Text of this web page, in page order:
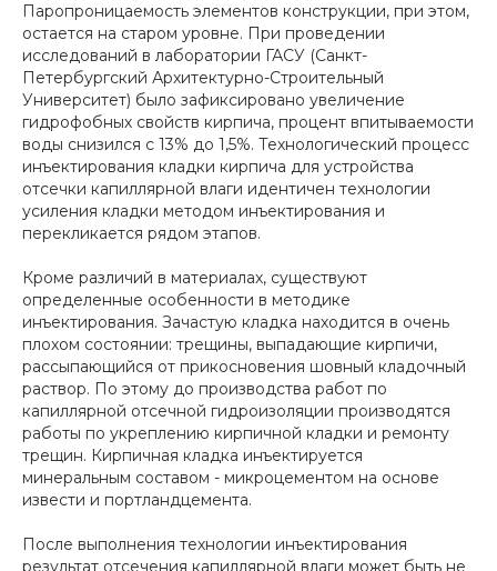
Паропроницаемость элементов конструкции, при этом,
остается на старом уровне. При проведении
исследований в лаборатории ГАСУ (Санкт-
Петербургский Архитектурно-Строительный
Университет) было зафиксировано увеличение
гидрофобных свойств кирпича, процент впитываемости
воды снизился с 13% до 1,5%. Технологический процесс
инъектирования кладки кирпича для устройства
отсечки капиллярной влаги идентичен технологии
усиления кладки методом инъектирования и
перекликается рядом этапов.
Кроме различий в материалах, существуют
определенные особенности в методике
инъектирования. Зачастую кладка находится в очень
плохом состоянии: трещины, выпадающие кирпичи,
рассыпающийся от прикосновения шовный кладочный
раствор. По этому до производства работ по
капиллярной отсечной гидроизоляции производятся
работы по укреплению кирпичной кладки и ремонту
трещин. Кирпичная кладка инъектируется
минеральным составом - микроцементом на основе
извести и портландцемента.
После выполнения технологии инъектирования
результат отсечения капиллярной влаги может быть не